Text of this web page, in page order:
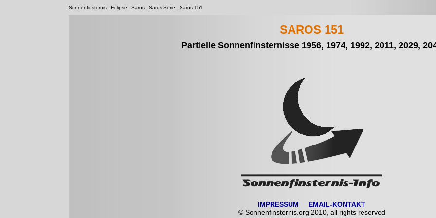
Sonnenfinsternis - Eclipse - Saros - Saros-Serie - Saros 151
SAROS 151
Partielle Sonnenfinsternisse 1956, 1974, 1992, 2011, 2029,
IMPRESSUM
EMAIL-KONTAKT
© Sonnenfinsternis.org 2010, all rights reserved